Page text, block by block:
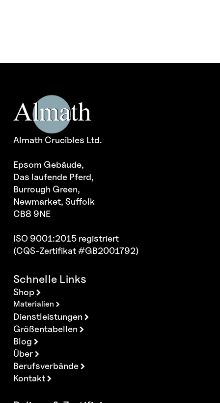
Almath Crucibles Ltd.
Epsom Gebäude,
Das laufende Pferd,
Burrough Green,
Newmarket, Suffolk
CB8 9NE
ISO 9001:2015 registriert
(CQS-Zertifikat #GB2001792)
Schnelle Links
Shop
Materialien
Dienstleistungen
Größentabellen
Blog
Über
Berufsverbände
Kontakt